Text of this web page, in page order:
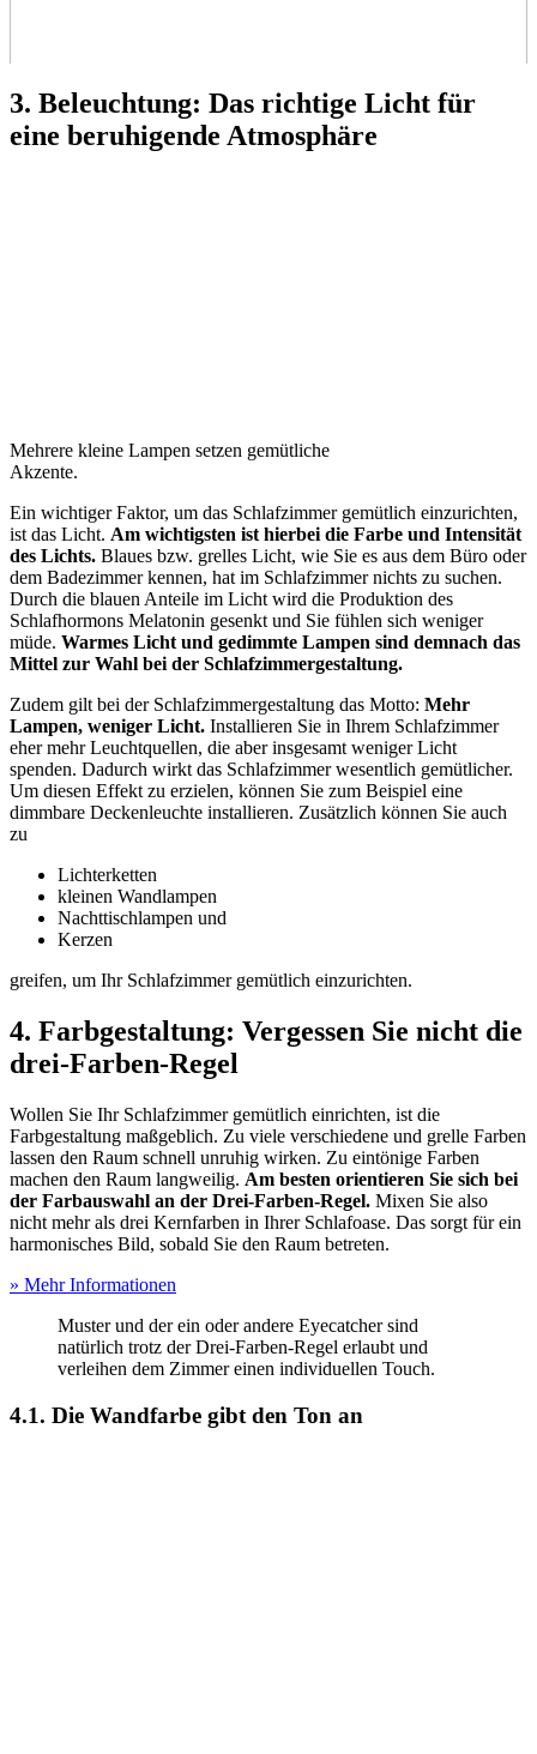
3. Beleuchtung: Das richtige Licht für
eine beruhigende Atmosphäre
Mehrere kleine Lampen setzen gemütliche
Akzente.
Ein wichtiger Faktor, um das Schlafzimmer gemütlich einzurichten,
ist das Licht. Am wichtigsten ist hierbei die Farbe und Intensität
des Lichts. Blaues bzw. grelles Licht, wie Sie es aus dem Büro oder
dem Badezimmer kennen, hat im Schlafzimmer nichts zu suchen.
Durch die blauen Anteile im Licht wird die Produktion des
Schlafhormons Melatonin gesenkt und Sie fühlen sich weniger
müde. Warmes Licht und gedimmte Lampen sind demnach das
Mittel zur Wahl bei der Schlafzimmergestaltung.
Zudem gilt bei der Schlafzimmergestaltung das Motto: Mehr
Lampen, weniger Licht. Installieren Sie in Ihrem Schlafzimmer
eher mehr Leuchtquellen, die aber insgesamt weniger Licht
spenden. Dadurch wirkt das Schlafzimmer wesentlich gemütlicher.
Um diesen Effekt zu erzielen, können Sie zum Beispiel eine
dimmbare Deckenleuchte installieren. Zusätzlich können Sie auch
zu
Lichterketten
kleinen Wandlampen
Nachttischlampen und
Kerzen
greifen, um Ihr Schlafzimmer gemütlich einzurichten.
4. Farbgestaltung: Vergessen Sie nicht die
drei-Farben-Regel
Wollen Sie Ihr Schlafzimmer gemütlich einrichten, ist die
Farbgestaltung maßgeblich. Zu viele verschiedene und grelle Farben
lassen den Raum schnell unruhig wirken. Zu eintönige Farben
machen den Raum langweilig. Am besten orientieren Sie sich bei
der Farbauswahl an der Drei-Farben-Regel. Mixen Sie also
nicht mehr als drei Kernfarben in Ihrer Schlafoase. Das sorgt für ein
harmonisches Bild, sobald Sie den Raum betreten.
» Mehr Informationen
Muster und der ein oder andere Eyecatcher sind
natürlich trotz der Drei-Farben-Regel erlaubt und
verleihen dem Zimmer einen individuellen Touch.
4.1. Die Wandfarbe gibt den Ton an